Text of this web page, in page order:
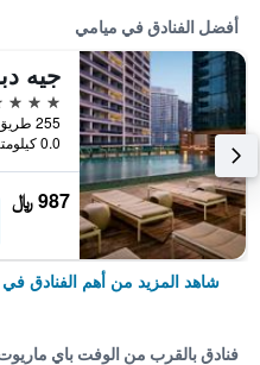
أفضل الفنادق في ميامي
5 نجوم
0.0 كيلومتر عن وسط المدينة
987 ﷼
شاهد المزيد من أهم الفنادق
فنادق بالقرب من الوفت باي